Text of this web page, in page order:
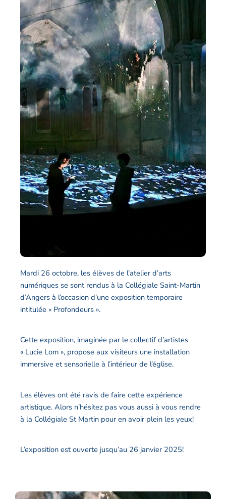
Mardi 26 octobre, les élèves de l’atelier d’arts
numériques se sont rendus à la Collégiale Saint-Martin
d’Angers à l’occasion d’une exposition temporaire
intitulée « Profondeurs ».
Cette exposition, imaginée par le collectif d’artistes
« Lucie Lom », propose aux visiteurs une installation
immersive et sensorielle à l’intérieur de l’église.
Les élèves ont été ravis de faire cette expérience
artistique. Alors n’hésitez pas vous aussi à vous rendre
à la Collégiale St Martin pour en avoir plein les yeux!
L’exposition est ouverte jusqu’au 26 janvier 2025!